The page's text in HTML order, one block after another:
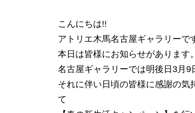
こんにちは!!
アトリエ木馬名古屋ギャラリーで
本日は皆様にお知らせがあります。
名古屋ギャラリーでは明後日3月9
それに伴い日頃の皆様に感謝の気
て